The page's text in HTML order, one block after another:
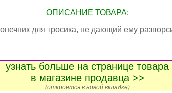
ОПИСАНИЕ ТОВАРА:
для тросика, не дающий ему
узнать больше на странице товара
в магазине продавца >>
(откроется в новой вкладке)